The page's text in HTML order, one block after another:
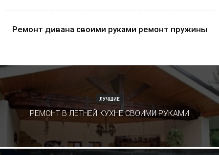
Ремонт дивана своими руками ремонт пружины
ЛУЧШИЕ
РЕМОНТ В ЛЕТНЕЙ КУХНЕ СВОИМИ РУКАМИ